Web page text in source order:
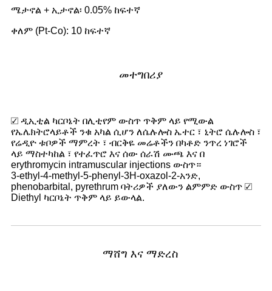
ሜታኖል + ኢታኖል፡ 0.05% ከፍተኛ
ቀለም (Pt-Co): 10 ከፍተኛ
መተግበሪያ
☑ ዲኢቲል ካርቦኔት በሊቲየም ውስጥ ጥቅም ላይ የሚውል
የኤሌክትሮላይቶች ንቁ አካል ሲሆን ለሴሉሎስ ኤተር ፣ ኒትሮ ሴሉሎስ ፣
የሬዲዮ ቱቦዎች ማምረት ፣ ብርቅዬ መሬቶችን በካቶድ ንጥረ ነገሮች
ላይ ማስተካከል ፣ የተፈጥሮ እና ሰው ሰራሽ ሙጫ እና በ
erythromycin intramuscular injections ውስጥ።
3-ethyl-4-methyl-5-phenyl-3H-oxazol-2-አንድ,
phenobarbital, pyrethrum ባትሪዎች ያለውን ልምምድ ውስጥ ☑
Diethyl ካርቦኔት ጥቅም ላይ ይውላል.
ማሸግ እና ማድረስ